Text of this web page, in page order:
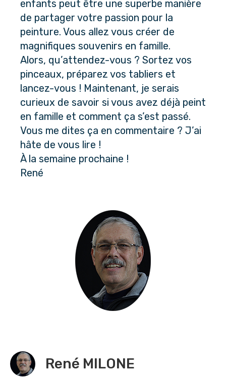
enfants peut être une superbe manière
de partager votre passion pour la
peinture. Vous allez vous créer de
magnifiques souvenirs en famille.
Alors, qu’attendez-vous ? Sortez vos
pinceaux, préparez vos tabliers et
lancez-vous ! Maintenant, je serais
curieux de savoir si vous avez déjà peint
en famille et comment ça s’est passé.
Vous me dites ça en commentaire ? J’ai
hâte de vous lire !
À la semaine prochaine !
René
René MILONE